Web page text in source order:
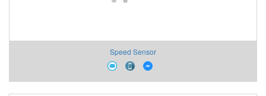
Speed Sensor